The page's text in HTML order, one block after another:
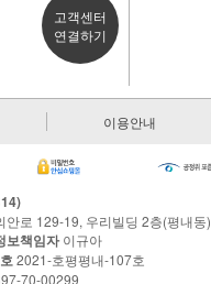
고객센터
연결하기
이용안내
안로 129-19, 우리빌딩 2층(평내동)
보책임자이규아
2021-호평평내-107호
70-00299